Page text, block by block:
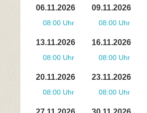
06.11.2026
08:00 Uhr
09.11.2026
08:00 Uhr
13.11.2026
08:00 Uhr
16.11.2026
08:00 Uhr
20.11.2026
08:00 Uhr
23.11.2026
08:00 Uhr